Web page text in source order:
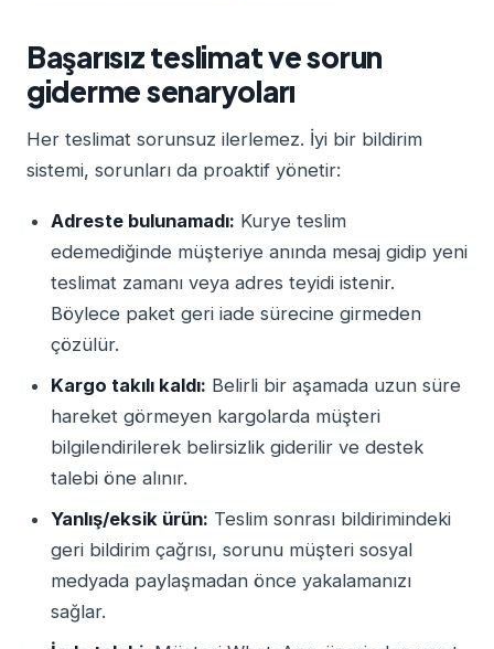
Başarısız teslimat ve sorun
giderme senaryoları
Her teslimat sorunsuz ilerlemez. İyi bir bildirim
sistemi, sorunları da proaktif yönetir:
Adreste bulunamadı: Kurye teslim
edemediğinde müşteriye anında mesaj gidip yeni
teslimat zamanı veya adres teyidi istenir.
Böylece paket geri iade sürecine girmeden
çözülür.
Kargo takılı kaldı: Belirli bir aşamada uzun süre
hareket görmeyen kargolarda müşteri
bilgilendirilerek belirsizlik giderilir ve destek
talebi öne alınır.
Yanlış/eksik ürün: Teslim sonrası bildirimindeki
geri bildirim çağrısı, sorunu müşteri sosyal
medyada paylaşmadan önce yakalamanızı
sağlar.